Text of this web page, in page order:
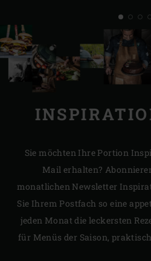
Sie möchten Ihre Portion
Mail erhalten?
monatlichen Newsletter
Sie Ihrem Postfach so eine
jeden Monat die leckersten
für Menüs der Saison,